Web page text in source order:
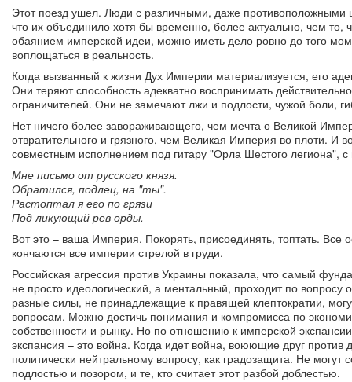
Этот поезд ушел. Люди с различными, даже противоположными
что их объединило хотя бы временно, более актуально, чем
обаянием имперской идеи, можно иметь дело ровно до того
воплощаться в реальность.
Когда вызванный к жизни Дух Империи материализуется, его
Они теряют способность адекватно воспринимать
ограничителей. Они не замечают лжи и подлости, чужой боли,
Нет ничего более завораживающего, чем мечта о Великой
отвратительного и грязного, чем Великая Империя во плоти. И
совместным исполнением под гитару "Орла Шестого легиона",
Мне письмо от русского князя.
Обратился, подлец, на "ты".
Растоптал я его по грязи
Под ликующий рев орды.
Вот это – ваша Империя. Покорять, присоединять, топтать.
кончаются все империи стрелой в груди.
Российская агрессия против Украины показала, что самый
не просто идеологический, а ментальный, проходит по
разные силы, не принадлежащие к правящей клептократии,
вопросам. Можно достичь понимания и компромисса по
собственности и рынку. Но по отношению к имперской
экспансия – это война. Когда идет война, воюющие друг против
политически нейтральному вопросу, как градозащита. Не могут
подлостью и позором, и те, кто считает этот разбой доблестью.